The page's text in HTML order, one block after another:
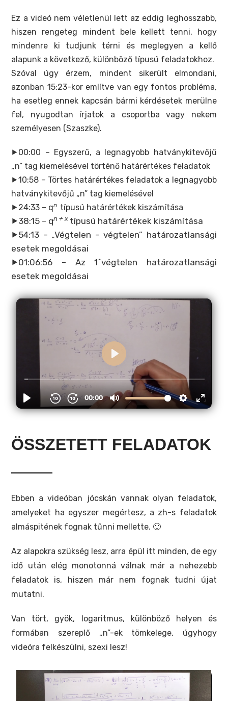
Ez a videó nem véletlenül lett az eddig leghosszabb,
hiszen rengeteg mindent bele kellett tenni, hogy
mindenre ki tudjunk térni és meglegyen a kellő
alapunk a következő, különböző típusú feladatokhoz.
Szóval úgy érzem, mindent sikerült elmondani,
azonban 15:23-kor említve van egy fontos probléma,
ha esetleg ennek kapcsán bármi kérdésetek merülne
fel, nyugodtan írjatok a csoportba vagy nekem
személyesen (Szaszke).
⯈00:00 – Egyszerű, a legnagyobb hatványkitevőjű
„n” tag kiemelésével történő határértékes feladatok
⯈10:58 – Törtes határértékes feladatok a legnagyobb
hatványkitevőjű „n” tag kiemelésével
⯈24:33 – qn típusú határértékek kiszámítása
⯈38:15 – qn + x típusú határértékek kiszámítása
⯈54:13 – „Végtelen – végtelen” határozatlansági
esetek megoldásai
⯈01:06:56 – Az 1^végtelen határozatlansági
esetek megoldásai
ÖSSZETETT FELADATOK
Ebben a videóban jócskán vannak olyan feladatok,
amelyeket ha egyszer megértesz, a zh-s feladatok
almáspitének fognak tűnni mellette. 🙂
Az alapokra szükség lesz, arra épül itt minden, de egy
idő után elég monotonná válnak már a nehezebb
feladatok is, hiszen már nem fognak tudni újat
mutatni.
Van tört, gyök, logaritmus, különböző helyen és
formában szereplő „n”-ek tömkelege, úgyhogy
videóra felkészülni, szexi lesz!